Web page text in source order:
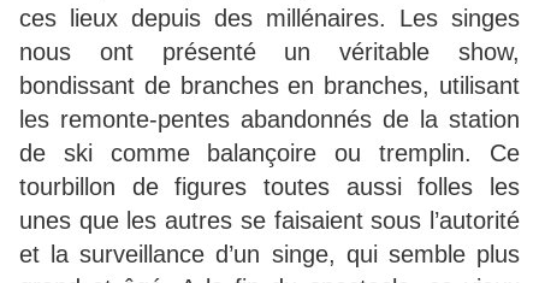
ces lieux depuis des millénaires. Les singes
nous ont présenté un véritable show,
bondissant de branches en branches, utilisant
les remonte-pentes abandonnés de la station
de ski comme balançoire ou tremplin. Ce
tourbillon de figures toutes aussi folles les
unes que les autres se faisaient sous l’autorité
et la surveillance d’un singe, qui semble plus